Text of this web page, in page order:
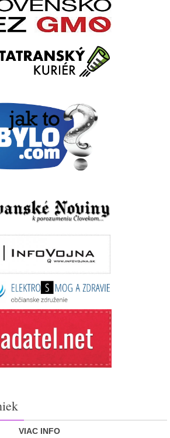
VIAC INFO